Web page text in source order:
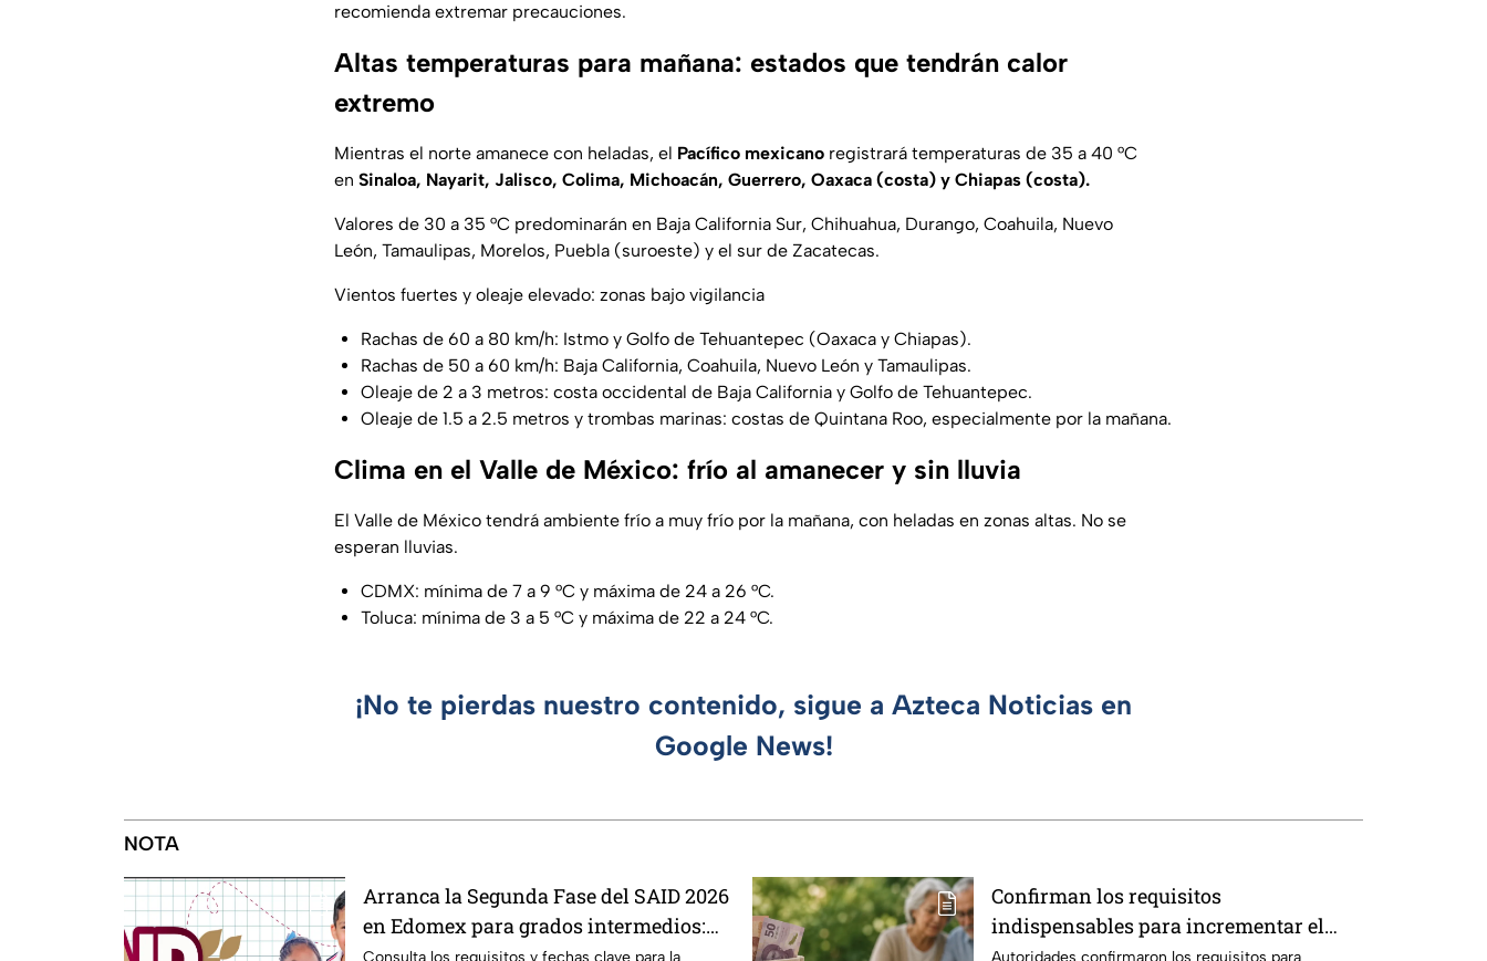
recomienda extremar precauciones.
Altas temperaturas para mañana: estados que tendrán calor
extremo
Mientras el norte amanece con heladas, el Pacífico mexicano registrará temperaturas de 35 a 40 °C
en Sinaloa, Nayarit, Jalisco, Colima, Michoacán, Guerrero, Oaxaca (costa) y Chiapas (costa).
Valores de 30 a 35 °C predominarán en Baja California Sur, Chihuahua, Durango, Coahuila, Nuevo
León, Tamaulipas, Morelos, Puebla (suroeste) y el sur de Zacatecas.
Vientos fuertes y oleaje elevado: zonas bajo vigilancia
Rachas de 60 a 80 km/h: Istmo y Golfo de Tehuantepec (Oaxaca y Chiapas).
Rachas de 50 a 60 km/h: Baja California, Coahuila, Nuevo León y Tamaulipas.
Oleaje de 2 a 3 metros: costa occidental de Baja California y Golfo de Tehuantepec.
Oleaje de 1.5 a 2.5 metros y trombas marinas: costas de Quintana Roo, especialmente por la mañana.
Clima en el Valle de México: frío al amanecer y sin lluvia
El Valle de México tendrá ambiente frío a muy frío por la mañana, con heladas en zonas altas. No se
esperan lluvias.
CDMX: mínima de 7 a 9 °C y máxima de 24 a 26 °C.
Toluca: mínima de 3 a 5 °C y máxima de 22 a 24 °C.
¡No te pierdas nuestro contenido, sigue a Azteca Noticias en
Google News!
NOTA
Arranca la Segunda Fase del SAID 2026
en Edomex para grados intermedios:
Fechas clave y requisitos para cambios
Confirman los requisitos
indispensables para incrementar el
pago de la Pensión IMSS bajo el